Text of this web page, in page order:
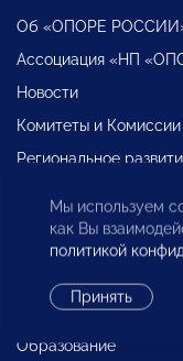
Об «ОПОРЕ
Ассоциация «НП
Новости
Комитеты и Комиссии
Региональное
Международная
Декларация о
субъектами МСП
Бюро по защите прав
Образование
Мы используем
как Вы
политикой
Принять